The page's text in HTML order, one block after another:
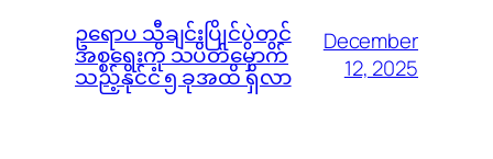
ဥရောပ သီချင်းပြိုင်ပွဲတွင်
အစ္စရေးကို သပိတ်မှောက်
သည့်နိုင်ငံ ၅ ခုအထိ ရှိလာ
December
12, 2025